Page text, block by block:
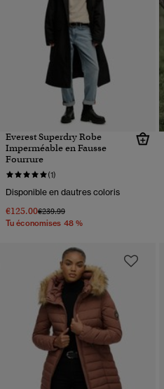
Everest Superdry Robe
Imperméable en Fausse
Fourrure
(1)
Disponible en dautres coloris
€125.00Prix réduit de
€239.99à
Tu économises 48 %